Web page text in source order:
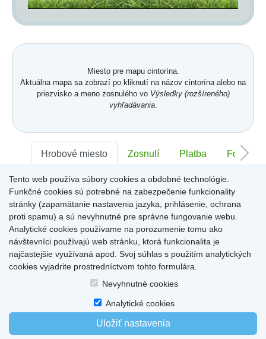
Miesto pre mapu cintorína.
Aktuálna mapa sa zobrazí po kliknutí na názov cintorína alebo na
priezvisko a meno zosnulého vo Výsledky (rozšíreného)
vyhľadávania.
Hrobové miesto Zosnulí Platba Foto
Sektor:- Rad:- Číslo:-
Miesto pre informácie o hrobovom mieste
Produkty a služby |Citáty|O cintorínoch|
Tento web používa súbory cookies a obdobné technológie.
Funkčné cookies sú potrebné na zabezpečenie funkcionality
stránky (zapamätanie nastavenia jazyka, prihlásenie, ochrana
proti spamu) a sú nevyhnutné pre správne fungovanie webu.
Analytické cookies používame na porozumenie tomu ako
návštevníci používajú web stránku, ktorá funkcionalita je
najčastejšie využívaná apod. Svoj súhlas s použitím analytických
cookies vyjadrite prostredníctvom tohto formulára.
Nevyhnutné cookies
Analytické cookies
Uložiť nastavenia